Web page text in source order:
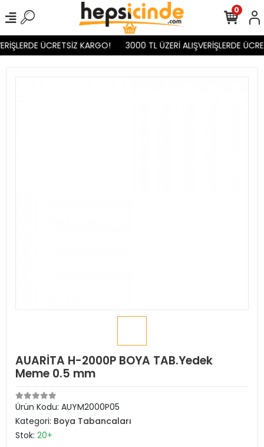
ÜCRETSİZ KARGO! 3000 TL ÜZERİ ALIŞVERİŞLERDE
0
AUARİTA H-2000P BOYA TAB.Yedek
Meme 0.5 mm
Ürün Kodu: AUYM2000P05
Kategori: Boya Tabancaları
Stok: 20+